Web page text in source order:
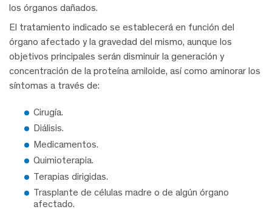
los órganos dañados.
El tratamiento indicado se establecerá en función del
órgano afectado y la gravedad del mismo, aunque los
objetivos principales serán disminuir la generación y
concentración de la proteína amiloide, así como aminorar los
síntomas a través de:
Cirugía.
Diálisis.
Medicamentos.
Quimioterapia.
Terapias dirigidas.
Trasplante de células madre o de algún órgano
afectado.